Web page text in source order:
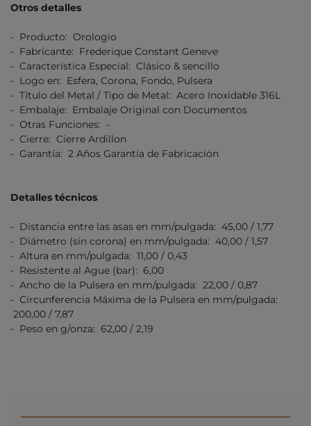
Otros detalles
- Producto: Orologio
- Fabricante: Frederique Constant Geneve
- Característica Especial: Clásico & sencillo
- Logo en: Esfera, Corona, Fondo, Pulsera
- Título del Metal / Tipo de Metal: Acero Inoxidable 316L
- Embalaje: Embalaje Original con Documentos
- Otras Funciones: -
- Cierre: Cierre Ardillon
- Garantía: 2 Años Garantía de Fabricación
Detalles técnicos
- Distancia entre las asas en mm/pulgada: 45,00 / 1,77
- Diámetro (sin corona) en mm/pulgada: 40,00 / 1,57
- Altura en mm/pulgada: 11,00 / 0,43
- Resistente al Ague (bar): 6,00
- Ancho de la Pulsera en mm/pulgada: 22,00 / 0,87
- Circunferencia Máxima de la Pulsera en mm/pulgada:
200,00 / 7,87
- Peso en g/onza: 62,00 / 2,19